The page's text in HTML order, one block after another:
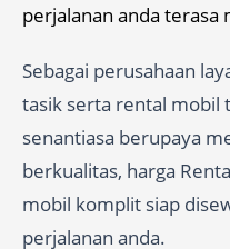
perjalanan anda terasa
Sebagai perusahaan
tasik serta rental mobil
senantiasa berupaya
berkualitas, harga
mobil komplit siap
perjalanan anda.